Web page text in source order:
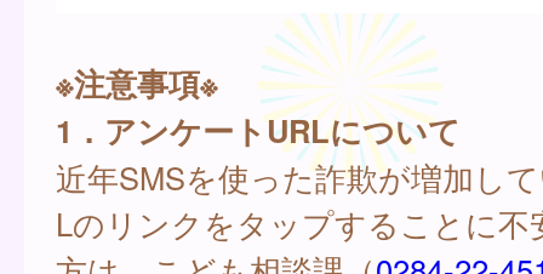
※注意事項※
1．アンケートURLについて
近年SMSを使った詐欺が増加し
Lのリンクをタップすることに不